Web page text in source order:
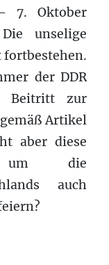
7. Oktober
unselige
der DDR
Beitritt zur
Artikel
aber diese
um die
auch